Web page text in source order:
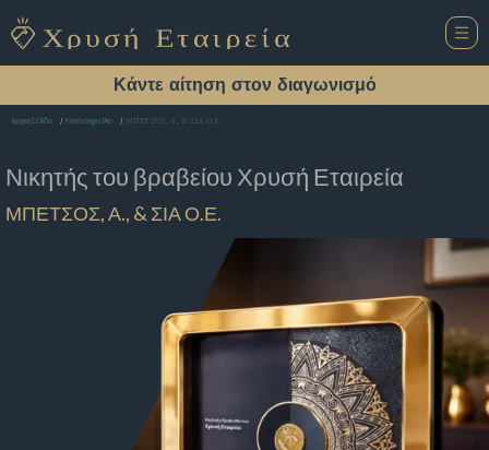
Κάντε αίτηση στον διαγωνισμό
Αρχική Σελίδα Κατάστημα Ίλιο ΜΠΕΤΣΟΣ, Α., & ΣΙΑ Ο.Ε.
Νικητής του βραβείου Χρυσή Εταιρεία
ΜΠΕΤΣΟΣ, Α., & ΣΙΑ Ο.Ε.